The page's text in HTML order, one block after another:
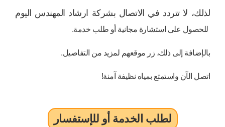
لذلك، لا تتردد في الاتصال بشركة ارشاد المهندس اليوم
للحصول على استشارة مجانية أو طلب خدمة.
بالإضافة إلى ذلك، زر موقعهم لمزيد من التفاصيل.
اتصل الآن واستمتع بمياه نظيفة آمنة!
لطلب الخدمة أو للإستفسار